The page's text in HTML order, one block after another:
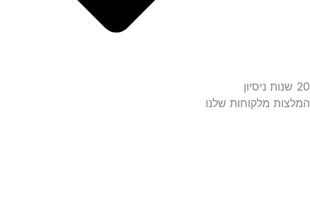
מלקוחות שלנו